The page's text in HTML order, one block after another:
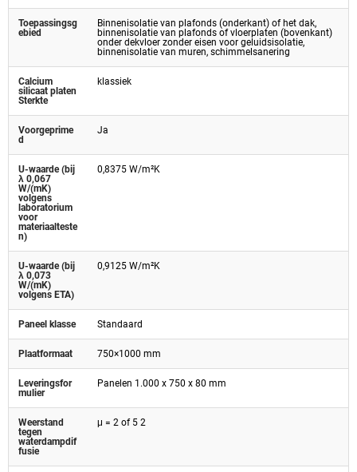
Toepassingsg
ebied
Binnenisolatie van plafonds (onderkant) of het dak,
binnenisolatie van plafonds of vloerplaten (bovenkant)
onder dekvloer zonder eisen voor geluidsisolatie,
binnenisolatie van muren, schimmelsanering
Calcium
silicaat platen
Sterkte
klassiek
Voorgeprime
d
Ja
U-waarde (bij
λ 0,067
W/(mK)
volgens
laboratorium
voor
materiaalteste
n)
0,8375 W/m²K
U-waarde (bij
λ 0,073
W/(mK)
volgens ETA)
0,9125 W/m²K
Paneel klasse Standaard
Plaatformaat 750×1000 mm
Leveringsfor
mulier
Panelen 1.000 x 750 x 80 mm
Weerstand
tegen
waterdampdif
fusie
μ = 2 of 5 2